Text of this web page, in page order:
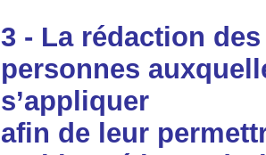
3 - La rédaction
personnes
s’appliquer
afin de leur